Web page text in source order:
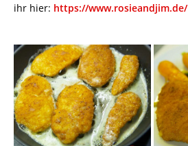
ihr hier: https://www.rosieandjim.de/